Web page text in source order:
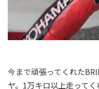
今まで頑張ってくれた
ヤ。1万キロ以上走ってく